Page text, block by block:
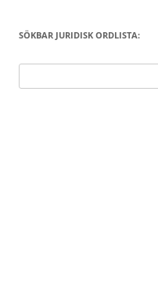
SÖKBAR JURIDISK ORDLISTA:
efter: